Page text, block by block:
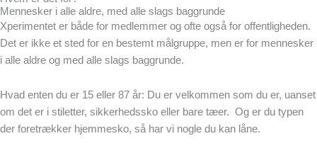
Mennesker i alle aldre, med alle slags baggrunde
Xperimentet er både for medlemmer og ofte også for offentligheden.
Det er ikke et sted for en bestemt målgruppe, men er for mennesker
i alle aldre og med alle slags baggrunde.
Hvad enten du er 15 eller 87 år: Du er velkommen som du er, uanset
om det er i stiletter, sikkerhedssko eller bare tæer. Og er du typen
der foretrækker hjemmesko, så har vi nogle du kan låne.